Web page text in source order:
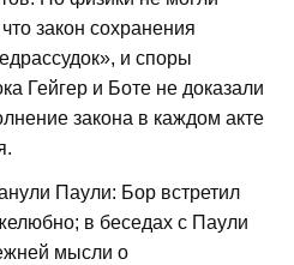
закон сохранения
и споры
Гейгер и Боте не доказали
закона в каждом акте
Паули: Бор встретил
в беседах с Паули
мысли о